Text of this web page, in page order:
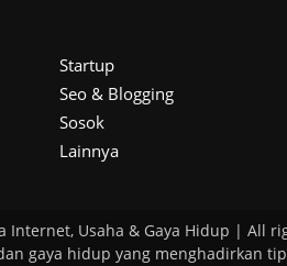
Startup
Seo & Blogging
Sosok
Lainnya
Internet, Usaha & Gaya Hidup | All
gaya hidup yang menghadirkan